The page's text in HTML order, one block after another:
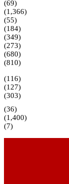
(69)
(1,366)
(55)
(184)
(349)
(273)
(680)
(810)
(116)
(127)
(303)
(36)
(1,400)
(7)